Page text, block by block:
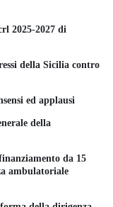
2025-2027 di
della Sicilia contro
ed applausi
della
da 15
ambulatoriale